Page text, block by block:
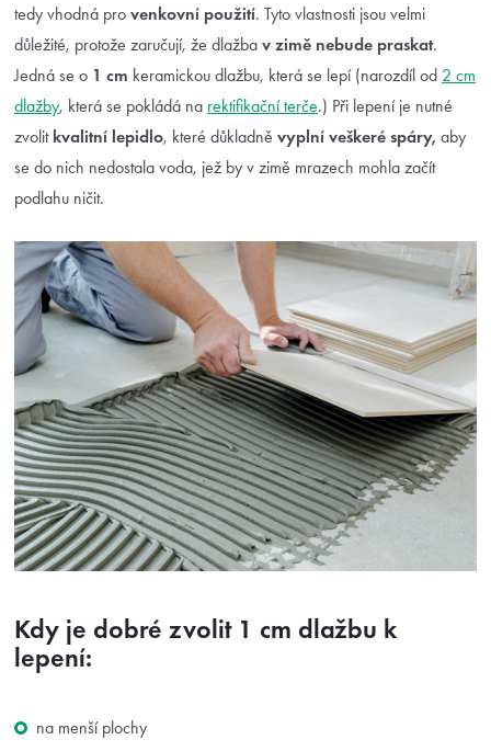
tedy vhodná pro venkovní použití. Tyto vlastnosti jsou velmi
důležité, protože zaručují, že dlažba v zimě nebude praskat.
Jedná se o 1 cm keramickou dlažbu, která se lepí (narozdíl od 2 cm
dlažby, která se pokládá na rektifikační terče.) Při lepení je nutné
zvolit kvalitní lepidlo, které důkladně vyplní veškeré spáry, aby
se do nich nedostala voda, jež by v zimě mrazech mohla začít
podlahu ničit.
Kdy je dobré zvolit 1 cm dlažbu k
lepení:
na menší plochy